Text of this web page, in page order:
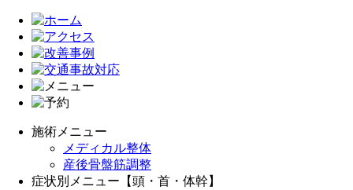
施術メニュー
メディカル整体
産後骨盤筋調整
症状別メニュー【頭・首・体幹】